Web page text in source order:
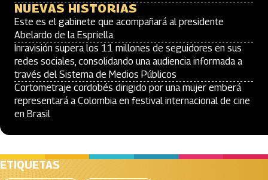
NUEVAS HISTORIAS
Este es el gabinete que acompañará al presidente
Abelardo de la Espriella
Inravisión supera los 11 millones de seguidores en sus
redes sociales, consolidando una audiencia informada a
través del Sistema de Medios Públicos
Cortometraje cordobés dirigido por una mujer emberá
representará a Colombia en festival internacional de cine
en Brasil
ETIQUETAS